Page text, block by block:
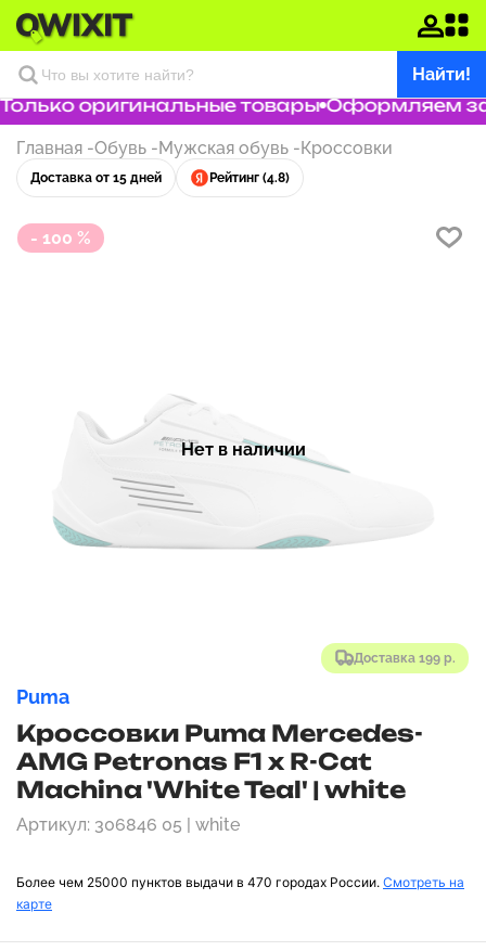
Найти!
оригинальные товары Оформляем
Главная -Обувь -Мужская обувь -Кроссовки
Доставка от 15 дней Рейтинг (4.8)
- 100 %
Доставка 199 р.
Нет в наличии
Puma
Кроссовки Puma Mercedes-
AMG Petronas F1 x R-Cat
Machina 'White Teal' | white
Артикул: 306846 05 | white
Более чем 25000 пунктов выдачи в 470 городах России. Смотреть на
карте